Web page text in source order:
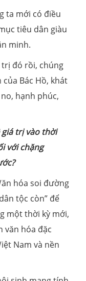
ta mới có điều
tiêu dân giàu
minh.
đó rồi, chúng
Bác Hồ, khát
hạnh phúc,
giá trị vào thời
với chặng
hóa soi đường
tộc còn” để
một thời kỳ mới,
văn hóa đặc
Nam và nền